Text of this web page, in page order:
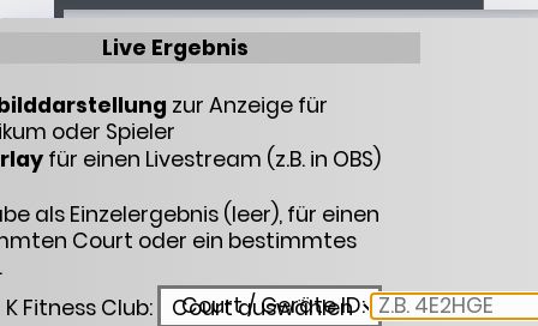
Live Ergebnis
zur Anzeige für
oder Spieler
für einen Livestream (z.B. in OBS)
als Einzelergebnis (leer), für einen
Court oder ein bestimmtes
Fitness Club:
Court / Geräte ID:
Landesliga Nord-Baden